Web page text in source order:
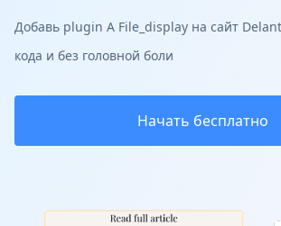
Добавь plugin A File_display на сайт
кода и без головной боли
Начать бесплатно